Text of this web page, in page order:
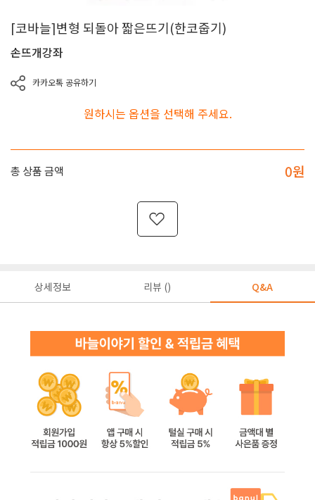
[코바늘]변형 되돌아 짧은뜨기(한코줍기)
손뜨개강좌
카카오톡 공유하기
원하시는 옵션을 선택해 주세요.
총 상품 금액 0원
상세정보 리뷰 () Q&A